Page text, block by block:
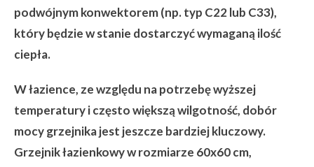
podwójnym konwektorem (np. typ C22 lub C33),
który będzie w stanie dostarczyć wymaganą ilość
ciepła.
W łazience, ze względu na potrzebę wyższej
temperatury i często większą wilgotność, dobór
mocy grzejnika jest jeszcze bardziej kluczowy.
Grzejnik łazienkowy w rozmiarze 60x60 cm,